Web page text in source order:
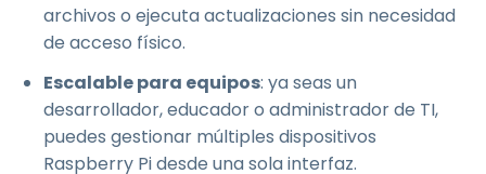
archivos o ejecuta actualizaciones sin necesidad
de acceso físico.
Escalable para equipos: ya seas un
desarrollador, educador o administrador de TI,
puedes gestionar múltiples dispositivos
Raspberry Pi desde una sola interfaz.